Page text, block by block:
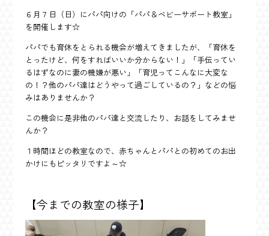
急病・救急 子育て支援施設
６月７日（日）にパパ向けの「パパ＆ベビーサポート教室」
を開催します☆
パパでも育休をとられる機会が増えてきましたが、「育休を
とったけど、何をすればいいか分からない！」「手伝ってい
るはずなのに妻の機嫌が悪い」「育児ってこんなに大変な
の！？他のパパ達はどうやって過ごしているの？」などの悩
みはありませんか？
この機会に是非他のパパ達と交流したり、お話をしてみませ
んか？
１時間ほどの教室なので、赤ちゃんとパパとの初めてのお出
かけにもピッタリですよ～☆
【今までの教室の様子】